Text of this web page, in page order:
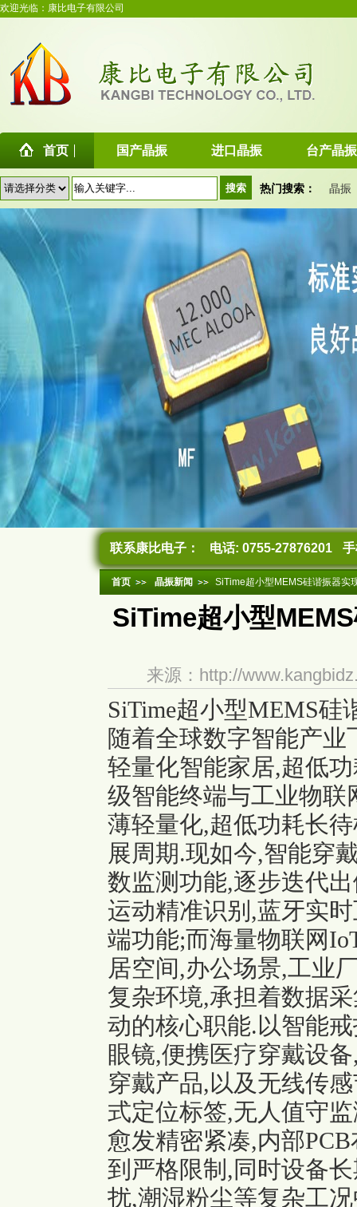
欢迎光临：康比电子有限公司
首页 国产晶振 进口晶振 台产晶振
热门搜索： 晶振
联系康比电子： 电话: 0755-27876201
首页 晶振新闻 SiTime超小型MEMS硅谐振器实
SiTime超小型
来源：http://
SiTime超小型MEMS
随着全球数字智能产
轻量化智能家居,超低
级智能终端与工业物
薄轻量化,超低功耗长
展周期.现如今,智能穿
数监测功能,逐步迭代
运动精准识别,蓝牙实
端功能;而海量物联网
居空间,办公场景,工业
复杂环境,承担着数据
动的核心职能.以智能
眼镜,便携医疗穿戴设
穿戴产品,以及无线传
式定位标签,无人值守
愈发精密紧凑,内部
到严格限制,同时设备
扰,潮湿粉尘等复杂工